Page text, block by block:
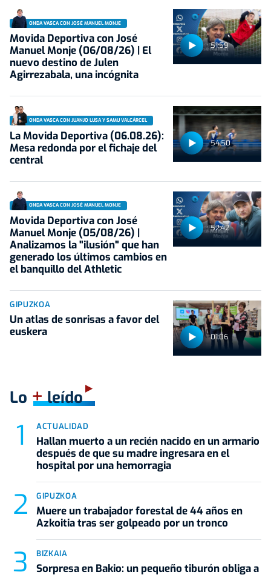
51:59
ONDA VASCA CON JOSÉ MANUEL MONJE
Movida Deportiva con José
Manuel Monje (06/08/26) | El
nuevo destino de Julen
Agirrezabala, una incógnita
54:50
ONDA VASCA CON JUANJO LUSA Y SAMU VALCÁRCEL
La Movida Deportiva (06.08.26):
Mesa redonda por el fichaje del
central
52:42
ONDA VASCA CON JOSÉ MANUEL MONJE
Movida Deportiva con José
Manuel Monje (05/08/26) |
Analizamos la "ilusión" que han
generado los últimos cambios en
el banquillo del Athletic
01:06
GIPUZKOA
Un atlas de sonrisas a favor del
euskera
Lo +leído
ACTUALIDAD
Hallan muerto a un recién nacido en un armario
después de que su madre ingresara en el
hospital por una hemorragia
GIPUZKOA
Muere un trabajador forestal de 44 años en
Azkoitia tras ser golpeado por un tronco
BIZKAIA
Sorpresa en Bakio: un pequeño tiburón obliga a